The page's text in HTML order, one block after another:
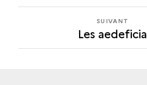
SUIVANT
LES
SUIVANT
Les aedeficia